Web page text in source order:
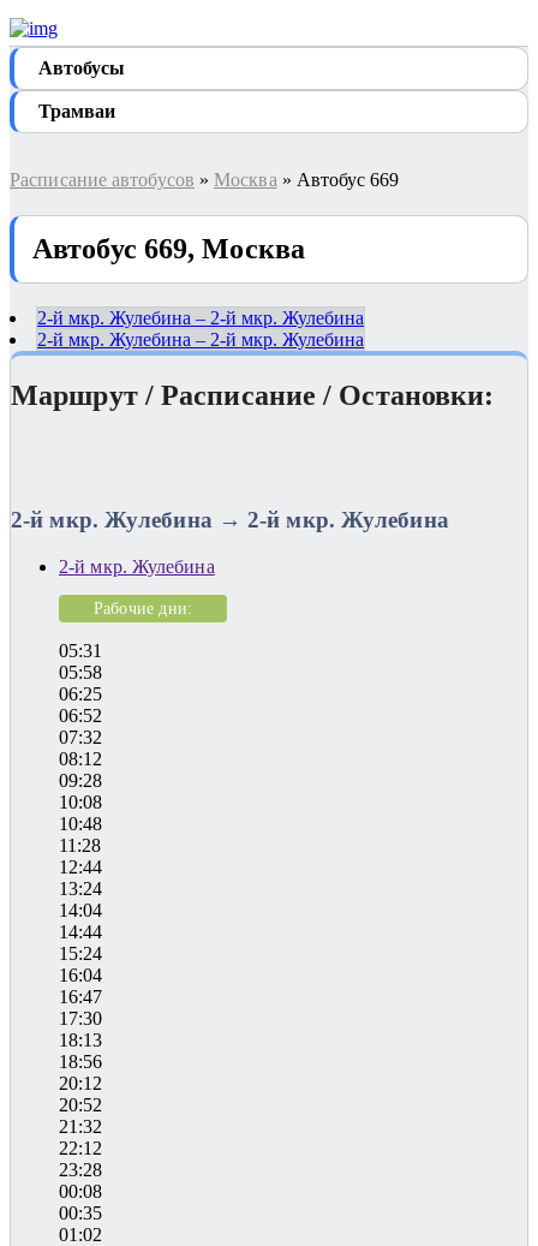
Автобуcы
Трамваи
Расписание автобусов » Москва » Автобус 669
Автобус 669, Москва
2-й мкр. Жулебина – 2-й мкр. Жулебина
2-й мкр. Жулебина – 2-й мкр. Жулебина
Маршрут / Расписание / Остановки:
2-й мкр. Жулебина → 2-й мкр. Жулебина
2-й мкр. Жулебина
Рабочие дни:
05:31
05:58
06:25
06:52
07:32
08:12
09:28
10:08
10:48
11:28
12:44
13:24
14:04
14:44
15:24
16:04
16:47
17:30
18:13
18:56
20:12
20:52
21:32
22:12
23:28
00:08
00:35
01:02